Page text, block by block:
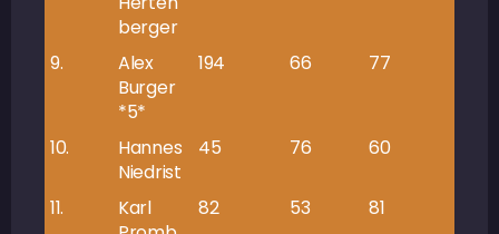
berger
9.
Alex
Burger
*5*
194 66 77
10.
Hannes
Niedrist
45 76 60
11.
Karl
82 53 81